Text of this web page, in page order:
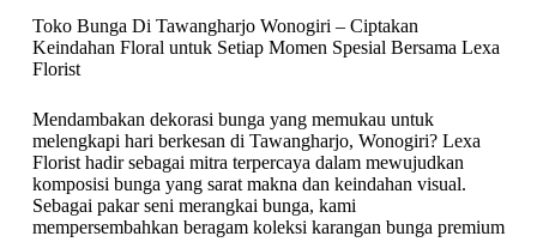
Toko Bunga Di Tawangharjo Wonogiri – Ciptakan
Keindahan Floral untuk Setiap Momen Spesial Bersama Lexa
Florist
Mendambakan dekorasi bunga yang memukau untuk
melengkapi hari berkesan di Tawangharjo, Wonogiri? Lexa
Florist hadir sebagai mitra terpercaya dalam mewujudkan
komposisi bunga yang sarat makna dan keindahan visual.
Sebagai pakar seni merangkai bunga, kami
mempersembahkan beragam koleksi karangan bunga premium